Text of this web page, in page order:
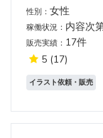
性別： 女性
稼働状況： 内容次
販売実績： 17件
5 (17)
イラスト依頼・販売